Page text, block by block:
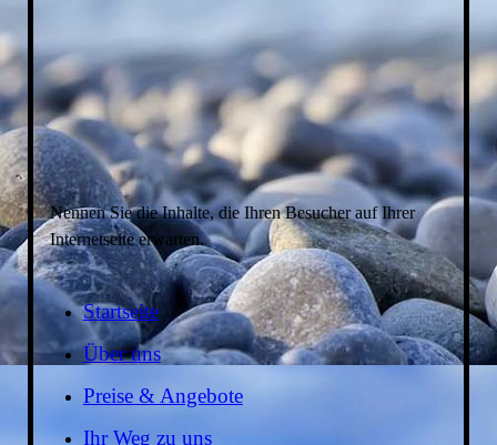
Nennen Sie die Inhalte, die Ihren Besucher auf Ihrer
Internetseite erwarten.
Startseite
Über uns
Preise & Angebote
Ihr Weg zu uns